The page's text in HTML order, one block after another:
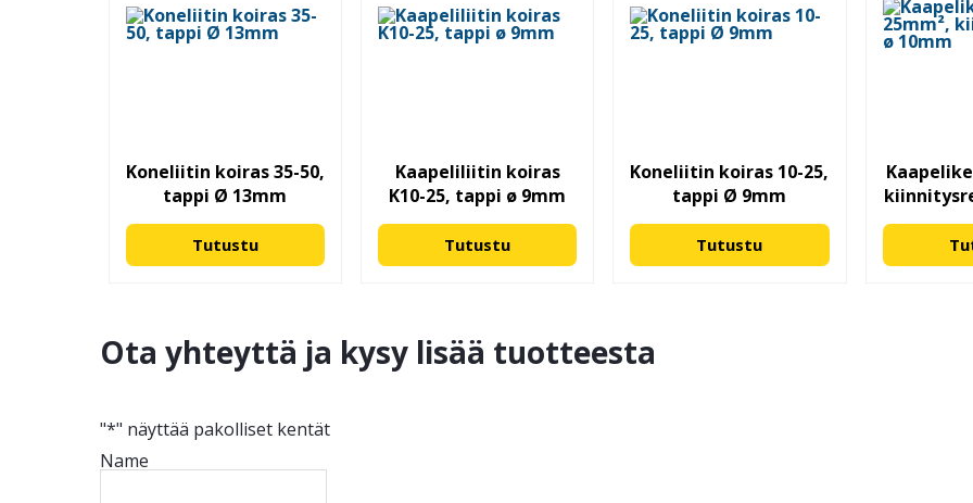
Koneliitin koiras 35-50,
tappi Ø 13mm
Tutustu
Kaapeliliitin koiras
K10-25, tappi ø 9mm
Tutustu
Koneliitin koiras 10-25,
tappi Ø 9mm
Tutustu
Ota yhteyttä ja kysy lisää tuotteesta
"*" näyttää pakolliset kentät
Name